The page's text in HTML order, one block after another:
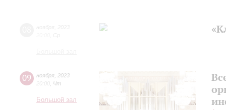
09 ноября 2023
20:00 Чт
Большой зал